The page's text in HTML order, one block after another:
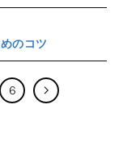
のコツ
6